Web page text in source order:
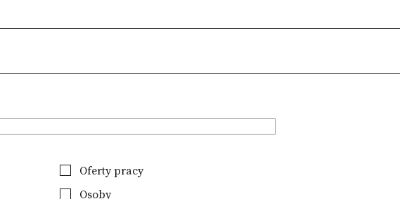
Oferty pracy
Osoby